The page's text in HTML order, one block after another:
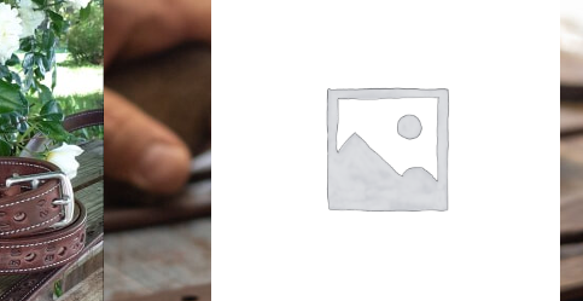
DE
BRIDERIE